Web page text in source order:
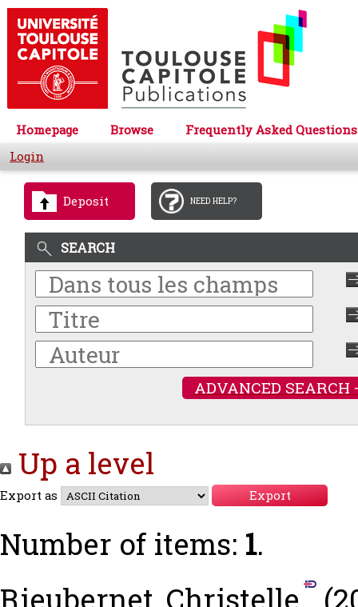
Homepage Browse
Frequently Asked Questions
Login
Deposit NEED HELP?
SEARCH
ADVANCED SEARCH
Up a level
Export as
Number of items: 1.
Rieubernet, Christelle